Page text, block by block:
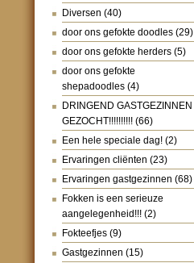
Diversen (40)
door ons gefokte doodles (29)
door ons gefokte herders (5)
door ons gefokte
shepadoodles (4)
DRINGEND GASTGEZINNEN
GEZOCHT!!!!!!!!!! (66)
Een hele speciale dag! (2)
Ervaringen cliënten (23)
Ervaringen gastgezinnen (68)
Fokken is een serieuze
aangelegenheid!!! (2)
Fokteefjes (9)
Gastgezinnen (15)